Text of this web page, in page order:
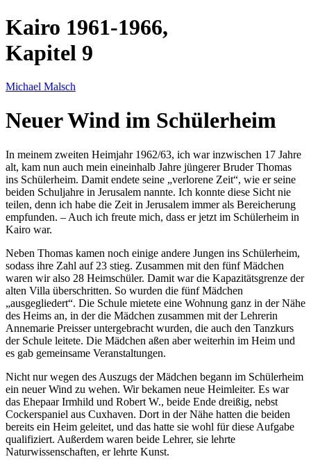
Kairo 1961-1966,
Kapitel 9
Michael Malsch
Neuer Wind im Schülerheim
In meinem zweiten Heimjahr 1962/63, ich war inzwischen 17 Jahre
alt, kam nun auch mein eineinhalb Jahre jüngerer Bruder Thomas
ins Schülerheim. Damit endete seine
verlorene Zeit , wie er seine
beiden Schuljahre in Jerusalem nannte. Ich konnte diese Sicht nie
teilen, denn ich habe die Zeit in Jerusalem immer als Bereicherung
empfunden. – Auch ich freute mich, dass er jetzt im Schülerheim in
Kairo war.
Neben Thomas kamen noch einige andere Jungen ins Schülerheim,
sodass ihre Zahl auf 23 stieg. Zusammen mit den fünf Mädchen
waren wir also 28 Heimschüler. Damit war die Kapazitätsgrenze der
alten Villa überschritten. So wurden die fünf Mädchen
ausgegliedert . Die Schule mietete eine Wohnung ganz in der Nähe
des Heims an, in der die Mädchen zusammen mit der Lehrerin
Annemarie Preisser untergebracht wurden, die auch den Tanzkurs
der Schule leitete. Die Mädchen aßen aber weiterhin im Heim und
es gab gemeinsame Veranstaltungen.
Nicht nur wegen des Auszugs der Mädchen begann im Schülerheim
ein neuer Wind zu wehen. Wir bekamen neue Heimleiter. Es war
das Ehepaar Irmhild und Robert W., beide Ende dreißig, nebst
Cockerspaniel aus Cuxhaven. Dort in der Nähe hatten die beiden
bereits ein Heim geleitet, und das hatte sie wohl für diese Aufgabe
qualifiziert. Außerdem waren beide Lehrer, sie lehrte
Naturwissenschaften, er lehrte Kunst.